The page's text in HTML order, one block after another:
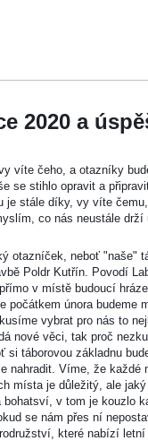
2020 a
víte čeho, a otazníky
se stihlo opravit a
stále díky, vy víte
co nás neustále
otazníček, neboť "naše"
Poldr Kutřín. Povodí
v místě budoucí
počátkem února
vybrat pro nás to
nové věci, tak proč
si táborovou základnu
nahradit. Víme, že
místa je důležitý, ale
v tom je kouzlo
se nám přes ní
které nabízí letní